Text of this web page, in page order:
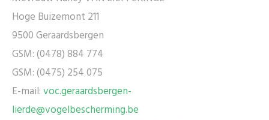
Hoge Buizemont 211
9500 Geraardsbergen
GSM: (0478) 884 774
GSM: (0475) 254 075
E-mail:voc.geraardsbergen-
lierde@vogelbescherming.be